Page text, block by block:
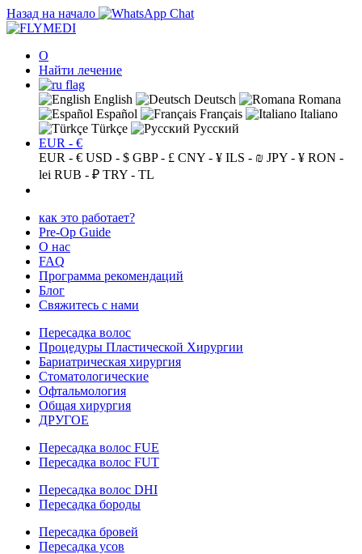
Назад на начало
О
Найти лечение
English Deutsch
Romana
Español
Français
Italiano
Türkçe
Русский
EUR - €
EUR - € USD - $ GBP - £ CNY - ¥ ILS - ₪ JPY - ¥ RON -
lei RUB - ₽ TRY - TL
как это работает?
Pre-Op Guide
О нас
FAQ
Программа рекомендаций
Блог
Свяжитесь с нами
Пересадка волос
Процедуры Пластической Хирургии
Бариатрическая хирургия
Стоматологические
Офтальмология
Общая хирургия
ДРУГОЕ
Пересадка волос FUE
Пересадка волос FUT
Пересадка волос DHI
Пересадка бороды
Пересадка бровей
Пересадка усов